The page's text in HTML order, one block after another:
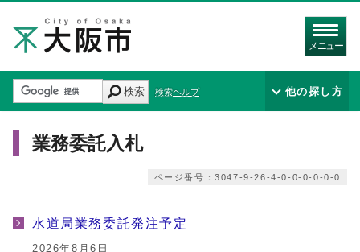
メニュー
検索 検索ヘルプ 他の探し方
業務委託入札
ページ番号：3047-9-26-4-0-0-0-0-0-0
水道局業務委託発注予定
2026年8月6日